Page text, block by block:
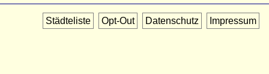
Städteliste Opt-Out Datenschutz Impressum